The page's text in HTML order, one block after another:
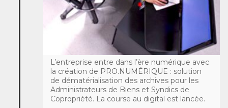
L’entreprise entre dans l’ère numérique avec
la création de PRO.NUMÉRIQUE : solution
de dématérialisation des archives pour les
Administrateurs de Biens et Syndics de
Copropriété. La course au digital est lancée.